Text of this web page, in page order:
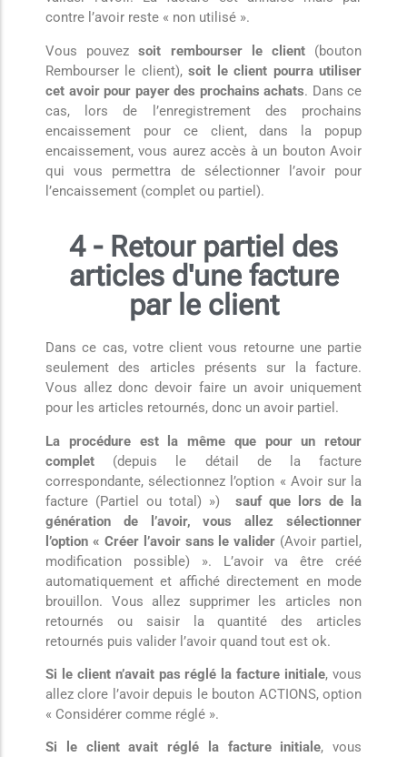
contre l’avoir reste « non utilisé ».
Vous pouvezsoit rembourser le client(bouton
Rembourser le client),soit le client pourra utiliser
cet avoir pour payer des prochains achats. Dans ce
cas, lors de l’enregistrement des prochains
encaissement pour ce client, dans la popup
encaissement, vous aurez accès à un bouton Avoir
qui vous permettra de sélectionner l’avoir pour
l’encaissement (complet ou partiel).
4 - Retour partiel des
articles d'une facture
par le client
Dans ce cas, votre client vous retourne une partie
seulement des articles présents sur la facture.
Vous allez donc devoir faire un avoir uniquement
pour les articles retournés, donc un avoir partiel.
La procédure est la même que pour un retour
complet (depuis le détail de la facture
correspondante, sélectionnez l’option « Avoir sur la
facture (Partiel ou total) ») sauf que lors de la
génération de l’avoir, vous allez sélectionner
l’option « Créer l’avoir sans le valider (Avoir partiel,
modification possible) ». L’avoir va être créé
automatiquement et affiché directement en mode
brouillon. Vous allez supprimer les articles non
retournés ou saisir la quantité des articles
retournés puis valider l’avoir quand tout est ok.
Si le client n’avait pas réglé la facture initiale, vous
allez clore l’avoir depuis le bouton ACTIONS, option
« Considérer comme réglé ».
Si le client avait réglé la facture initiale, vous